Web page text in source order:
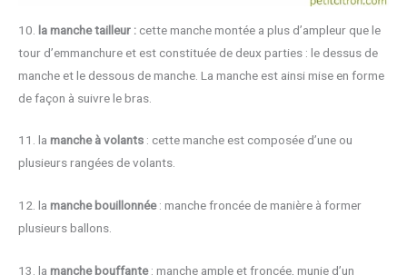
10. la manche tailleur : cette manche montée a plus d’ampleur que le
tour d’emmanchure et est constituée de deux parties : le dessus de
manche et le dessous de manche. La manche est ainsi mise en forme
de façon à suivre le bras.
11. la manche à volants : cette manche est composée d’une ou
plusieurs rangées de volants.
12. la manche bouillonnée: manche froncée de manière à former
plusieurs ballons.
13. la manche bouffante: manche ample et froncée, munie d’un